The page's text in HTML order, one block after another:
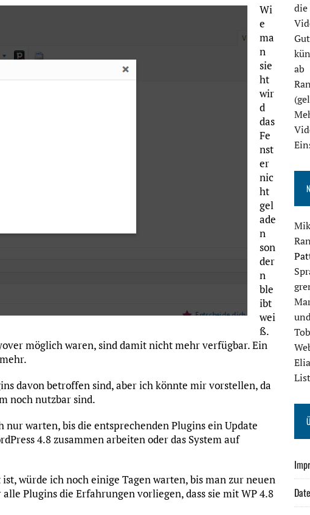
Wi
e
ma
n
sie
ht
wir
d
das
Fe
nst
er
nic
ht
gel
ade
n
son
der
n
ble
ibt
wei
ß.
möglich waren, sind damit nicht mehr verfügbar. Ein
davon betroffen sind, aber ich könnte mir vorstellen, da
noch nutzbar sind.
warten, bis die entsprechenden Plugins ein Update
4.8 zusammen arbeiten oder das System auf
würde ich noch einige Tagen warten, bis man zur neuen
Plugins die Erfahrungen vorliegen, dass sie mit WP 4.8
die
ab